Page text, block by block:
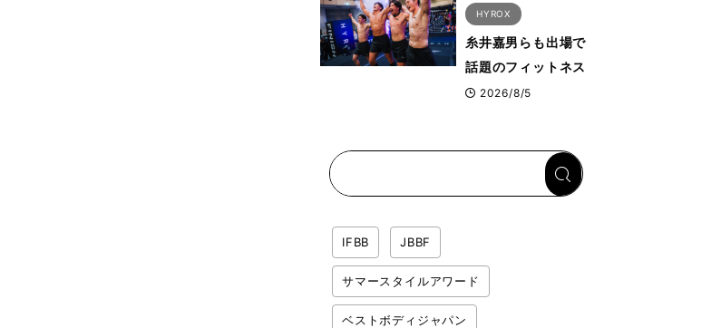
HYROX
糸井嘉男らも出場で
話題のフィットネス
レースHYROX（ハ
開幕 約1万2,000
2026/8/5
IFBB JBBF
サマースタイルアワード
ベストボディジャパン